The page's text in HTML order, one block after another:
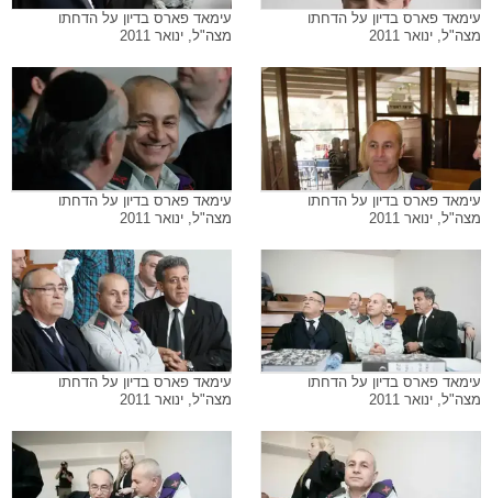
עימאד פארס בדיון על הדחתו
מצה"ל, ינואר 2011
עימאד פארס בדיון על הדחתו
מצה"ל, ינואר 2011
עימאד פארס בדיון על הדחתו
מצה"ל, ינואר 2011
עימאד פארס בדיון על הדחתו
מצה"ל, ינואר 2011
עימאד פארס בדיון על הדחתו
מצה"ל, ינואר 2011
עימאד פארס בדיון על הדחתו
מצה"ל, ינואר 2011